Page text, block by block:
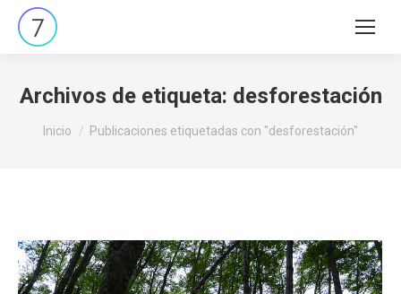
Buscar:
Archivos de etiqueta: desforestación
Estás aquí:
Inicio Publicaciones etiquetadas con "desforestación"